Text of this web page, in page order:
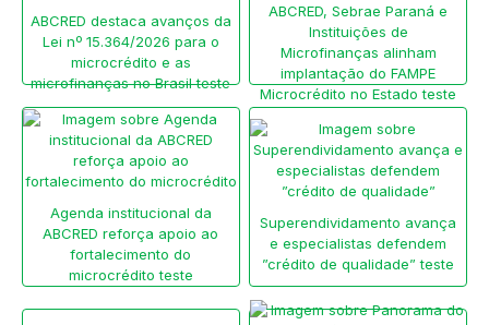
ABCRED destaca avanços da
Lei nº 15.364/2026 para o
microcrédito e as
microfinanças no Brasil teste
ABCRED, Sebrae Paraná e
Instituições de
Microfinanças alinham
implantação do FAMPE
Microcrédito no Estado teste
Agenda institucional da
ABCRED reforça apoio ao
fortalecimento do
microcrédito teste
Superendividamento avança
e especialistas defendem
”crédito de qualidade” teste